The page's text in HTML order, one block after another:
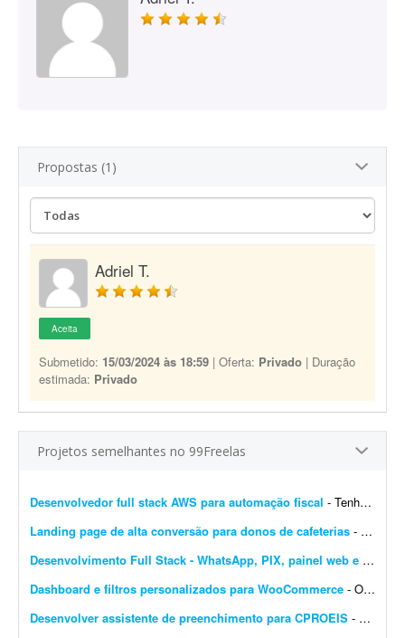
Propostas (1)
Adriel T.
Aceita
Submetido: 15/03/2024 às 18:59 | Oferta: Privado | Duração
estimada: Privado
Projetos semelhantes no 99Freelas
Desenvolvedor full stack AWS para automação fiscal - Tenho uma plataforma de automação fiscal rodando em AWS - ela pega os dados do sistema do cliente, calcula os impostos e emite a nota fiscal automaticamente. Preciso de alguém...
Landing page de alta conversão para donos de cafeterias - Sou gestor de tráfego especializado em cafeterias e cafés e preciso de uma landing page de alta conversão para captar leads (donos de cafeterias) que chegam pelos meus an&uacut...
Desenvolvimento Full Stack - WhatsApp, PIX, painel web e automação
Dashboard e filtros personalizados para WooCommerce - Olá pessoal, Preciso transformar o dashboard padrão do WooCommerce em um painel diferenciado para clientes e vendedores; procuro solução via plugin ou via código...
Desenvolver assistente de preenchimento para CPROEIS - Buscamos um desenvolvedor experiente para criar uma solução de automação assistida para o processo de preenchimento de dados no sistema CPROEIS. O objetivo principal &ea...